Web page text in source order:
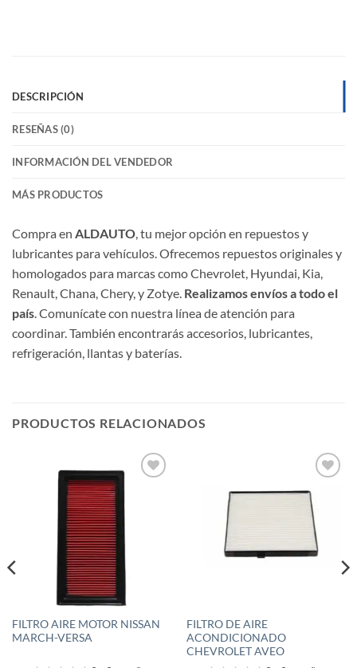
DESCRIPCIÓN
RESEÑAS (0)
INFORMACIÓN DEL VENDEDOR
MÁS PRODUCTOS
Compra en ALDAUTO , tu mejor opción en repuestos y
lubricantes para vehículos. Ofrecemos repuestos originales y
homologados para marcas como Chevrolet, Hyundai, Kia,
Renault, Chana, Chery, y Zotye. Realizamos envíos a todo el
país . Comunícate con nuestra línea de atención para
coordinar. También encontrarás accesorios, lubricantes,
refrigeración, llantas y baterías.
PRODUCTOS RELACIONADOS
FILTRO AIRE MOTOR NISSAN
MARCH-VERSA
Añadir
lista de
deseos
FILTRO DE AIRE
ACONDICIONADO
CHEVROLET AVEO